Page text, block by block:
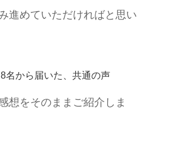
進めていただければと思い
名から届いた、共通の声
想をそのままご紹介しま